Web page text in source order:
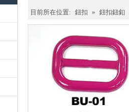
目前所在位置: 鈕扣 » 鈕扣鈕釦